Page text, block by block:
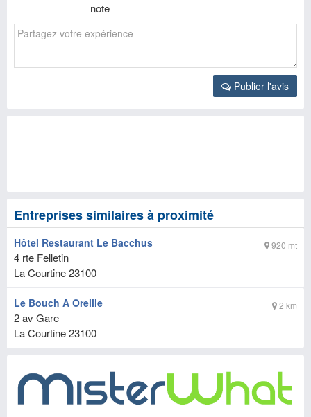
note
Publier l'avis
Entreprises similaires à proximité
920 mt
Hôtel Restaurant Le Bacchus
4 rte Felletin
La Courtine23100
2 km
Le Bouch A Oreille
2 av Gare
La Courtine23100